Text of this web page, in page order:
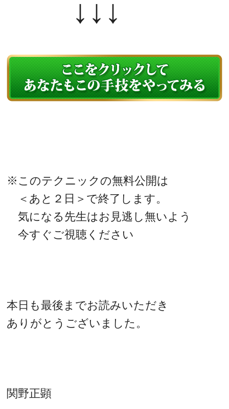
↓↓↓
※このテクニックの無料公開は
＜あと２日＞で終了します。
気になる先生はお見逃し無いよう
今すぐご視聴ください
本日も最後までお読みいただき
ありがとうございました。
関野正顕